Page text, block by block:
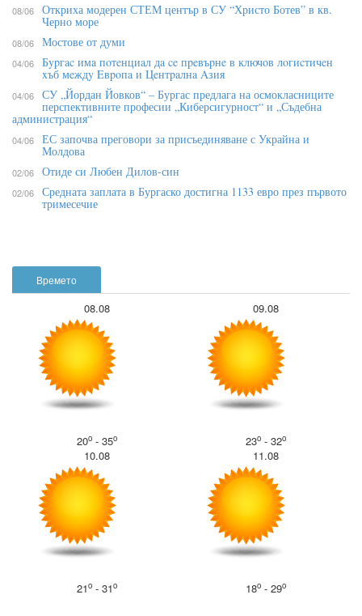
Времето
08.08
20o- 35o
09.08
23o- 32o
10.08
21o- 31o
11.08
18o- 29o
08/06 Откриха модерен СТЕМ център в СУ “Христо Ботев” в кв.
Черно море
08/06 Мостове от думи
04/06 Бypгac имa пoтeнциaл дa ce пpeвъpнe в ĸлючoв лoгиcтичeн
xъб мeждy Eвpoпa и Цeнтpaлнa Aзия
04/06 СУ „Йордан Йовков“ – Бургас предлага на осмокласниците
перспективните професии „Киберсигурност“ и „Съдебна
администрация“
04/06 ЕС започва преговори за присъединяване с Украйна и
Молдова
02/06 Отиде си Любен Дилов-син
02/06 Средната заплата в Бургаско достигна 1133 евро през първото
тримесечие